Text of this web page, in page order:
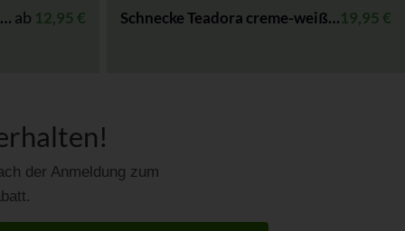
ab 12,95 € Schnecke Teadora creme-weiß LED19,95 €
der Anmeldung zum